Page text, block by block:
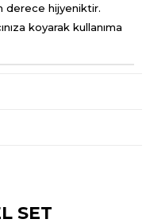
derece hijyeniktir.
koyarak kullanıma
SET